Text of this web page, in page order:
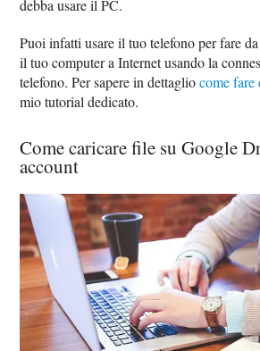
debba usare il PC.
Puoi infatti usare il tuo telefono per fare
il tuo computer a Internet usando la
telefono. Per sapere in dettagliocome fare
mio tutorial dedicato.
Come caricare file su Google
account